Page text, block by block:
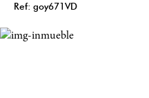
Ref: goy671VD